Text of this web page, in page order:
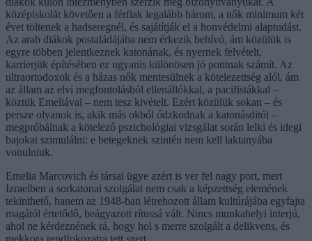
középiskolát követően a férfiak legalább három, a nők minimum két
évet töltenek a hadseregnél, és sajátítják el a honvédelmi alaptudást.
Az arab diákok postaládájába nem érkezik behívó, ám közülük is
egyre többen jelentkeznek katonának, és nyernek felvételt,
karrierjük építésében ez ugyanis különösen jó pontnak számít. Az
ultraortodoxok és a házas nők mentesülnek a kötelezettség alól, ám
az állam az elvi megfontolásból ellenállókkal, a pacifistákkal –
köztük Emeliával – nem tesz kivételt. Ezért közülük sokan – és
persze olyanok is, akik más okból ódzkodnak a katonásditól –
megpróbálnak a kötelező pszichológiai vizsgálat során lelki és idegi
bajokat szimulálni: e betegeknek szintén nem kell laktanyába
vonulniuk.
Emelia Marcovich és társai ügye azért is ver fel nagy port, mert
Izraelben a sorkatonai szolgálat nem csak a képzettség elemének
tekinthető, hanem az 1948-ban létrehozott állam kultúrájába egyfajta
magától értetődő, beágyazott rítussá vált. Nincs munkahelyi interjú,
ahol ne kérdeznének rá, hogy hol s merre szolgált a delikvens, és
mekkora rendfokozatra tett szert.